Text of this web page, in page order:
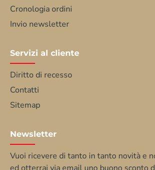
Cronologia ordini
Invio newsletter
Servizi al cliente
Diritto di recesso
Contatti
Sitemap
Newsletter
Vuoi ricevere di tanto in tanto novità e